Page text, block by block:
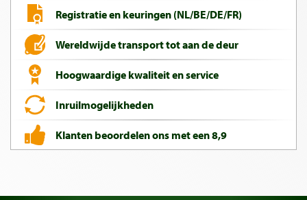
Registratie en keuringen (NL/BE/DE/FR)
Wereldwijde transport tot aan de deur
Hoogwaardige kwaliteit en service
Inruilmogelijkheden
Klanten beoordelen ons met een 8,9